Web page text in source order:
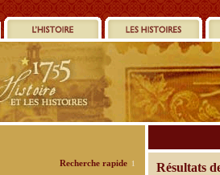
Résultats
Recherche rapide 1